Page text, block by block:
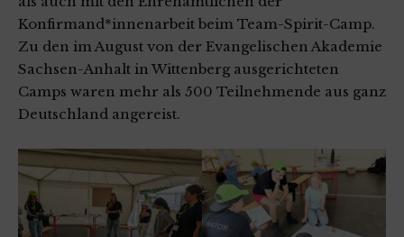
Konfirmand*innenarbeit beim Team-Spirit-Camp.
Zu den im August von der Evangelischen Akademie
Sachsen-Anhalt in Wittenberg ausgerichteten
Camps waren mehr als 500 Teilnehmende aus ganz
Deutschland angereist.